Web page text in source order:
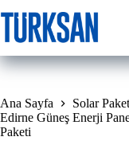
to
content
Ana Sayfa
Solar
Edirne Güneş Enerji
Paketi